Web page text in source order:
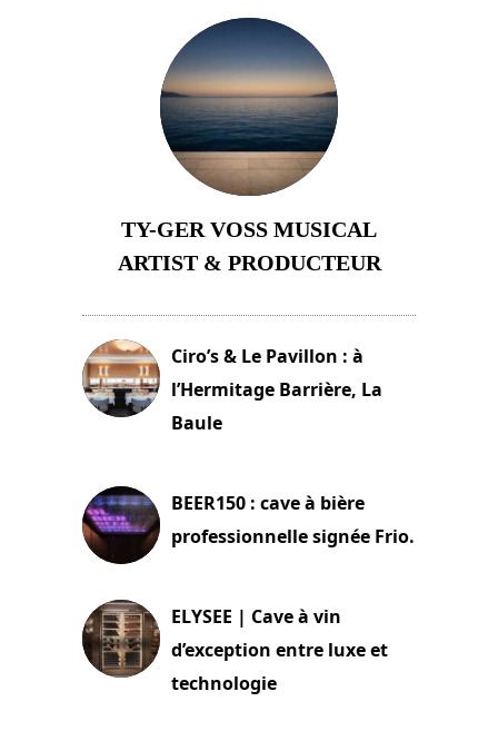
TY-GER VOSS MUSICAL
ARTIST & PRODUCTEUR
Ciro’s & Le Pavillon : à
l’Hermitage Barrière, La
Baule
BEER150 : cave à bière
professionnelle signée Frio.
ELYSEE | Cave à vin
d’exception entre luxe et
technologie